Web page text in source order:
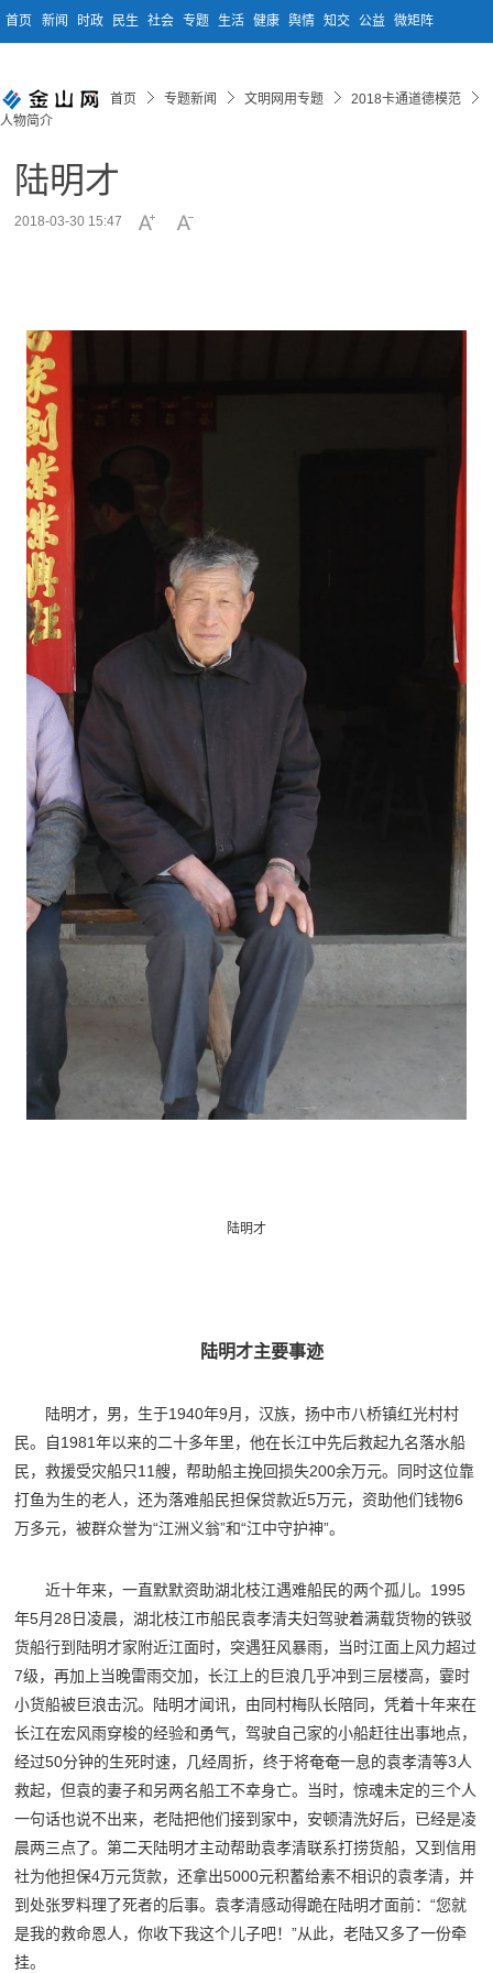
首页 新闻 时政 民生 社会 专题 生活 健康 舆情 知交 公益 微矩阵
首页 专题新闻 文明网用专题
2018卡通道德模范
人物简介
陆明才
2018-03-30 15:47
陆明才
陆明才主要事迹
陆明才，男，生于1940年9月，汉族，扬中市八桥镇红光村村
民。自1981年以来的二十多年里，他在长江中先后救起九名落水船
民，救援受灾船只11艘，帮助船主挽回损失200余万元。同时这位靠
打鱼为生的老人，还为落难船民担保贷款近5万元，资助他们钱物6
万多元，被群众誉为“江洲义翁”和“江中守护神”。
近十年来，一直默默资助湖北枝江遇难船民的两个孤儿。1995
年5月28日凌晨，湖北枝江市船民袁孝清夫妇驾驶着满载货物的铁驳
货船行到陆明才家附近江面时，突遇狂风暴雨，当时江面上风力超过
7级，再加上当晚雷雨交加，长江上的巨浪几乎冲到三层楼高，霎时
小货船被巨浪击沉。陆明才闻讯，由同村梅队长陪同，凭着十年来在
长江在宏风雨穿梭的经验和勇气，驾驶自己家的小船赶往出事地点，
经过50分钟的生死时速，几经周折，终于将奄奄一息的袁孝清等3人
救起，但袁的妻子和另两名船工不幸身亡。当时，惊魂未定的三个人
一句话也说不出来，老陆把他们接到家中，安顿清洗好后，已经是凌
晨两三点了。第二天陆明才主动帮助袁孝清联系打捞货船，又到信用
社为他担保4万元货款，还拿出5000元积蓄给素不相识的袁孝清，并
到处张罗料理了死者的后事。袁孝清感动得跪在陆明才面前：“您就
是我的救命恩人，你收下我这个儿子吧！”从此，老陆又多了一份牵
挂。